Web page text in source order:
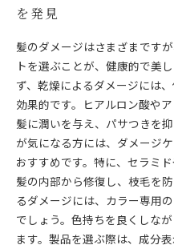
を発見
髪のダメージはさまざまです
トを選ぶことが、健康的で美
ず、乾燥によるダメージには
効果的です。ヒアルロン酸や
髪に潤いを与え、パサつきを
が気になる方には、ダメージ
おすすめです。特に、セラミ
髪の内部から修復し、枝毛を
るダメージには、カラー専用
でしょう。色持ちを良くしな
ます。製品を選ぶ際は、成分